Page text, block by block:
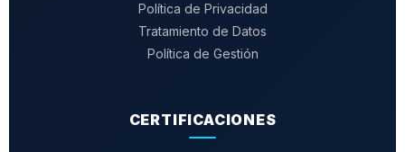
Política de Privacidad
Tratamiento de Datos
Política de Gestión
CERTIFICACIONES